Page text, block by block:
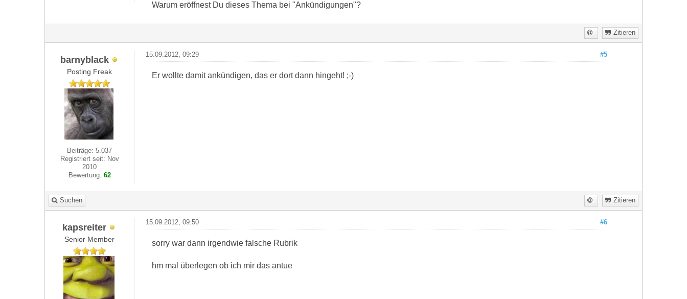
Warum eröffnest Du dieses Thema bei "Ankündigungen"?
Zitieren
barnyblack
Posting Freak
Beiträge: 5.037
Registriert seit: Nov
2010
Bewertung: 62
#5
15.09.2012, 09:29
Er wollte damit ankündigen, das er dort dann hingeht! ;-)
Suchen Zitieren
kapsreiter
Senior Member
#6
15.09.2012, 09:50
sorry war dann irgendwie falsche Rubrik
hm mal überlegen ob ich mir das antue